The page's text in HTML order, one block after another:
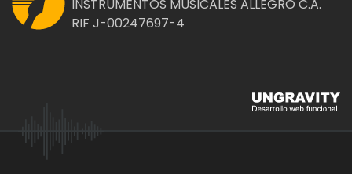
INSTRUMENTOS MUSICALES ALLEGRO C.A.
RIF J-00247697-4